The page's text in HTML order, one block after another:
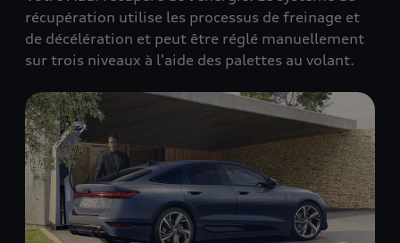
récupération utilise les processus de freinage et
de décélération et peut être réglé manuellement
sur trois niveaux à l'aide des palettes au volant.